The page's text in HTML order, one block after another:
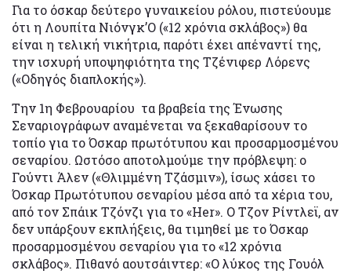
Για το όσκαρ δεύτερο γυναικείου ρόλου, πιστεύουμε
ότι η Λουπίτα Νιόνγκ’Ο («12 χρόνια σκλάβος») θα
είναι η τελική νικήτρια, παρότι έχει απέναντί της,
την ισχυρή υποψηφιότητα της Τζένιφερ Λόρενς
(«Οδηγός διαπλοκής»).
Την 1η Φεβρουαρίου τα βραβεία της Ένωσης
Σεναριογράφων αναμένεται να ξεκαθαρίσουν το
τοπίο για το Όσκαρ πρωτότυπου και προσαρμοσμένου
σεναρίου. Ωστόσο αποτολμούμε την πρόβλεψη: ο
Γούντι Άλεν («Θλιμμένη Τζάσμιν»), ίσως χάσει το
Όσκαρ Πρωτότυπου σεναρίου μέσα από τα χέρια του,
από τον Σπάικ Τζόνζι για το «Ηer». Ο Τζον Ρίντλεϊ, αν
δεν υπάρξουν εκπλήξεις, θα τιμηθεί με το Όσκαρ
προσαρμοσμένου σεναρίου για το «12 χρόνια
σκλάβος». Πιθανό αουτσάιντερ: «Ο λύκος της Γουόλ